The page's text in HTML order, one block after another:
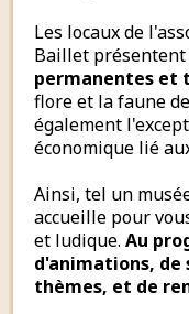
Les locaux de
Baillet
permanentes et
flore et la faune
également
économique lié
Ainsi, tel un
accueille pour
et ludique. Au
d'animations, de
thèmes, et de